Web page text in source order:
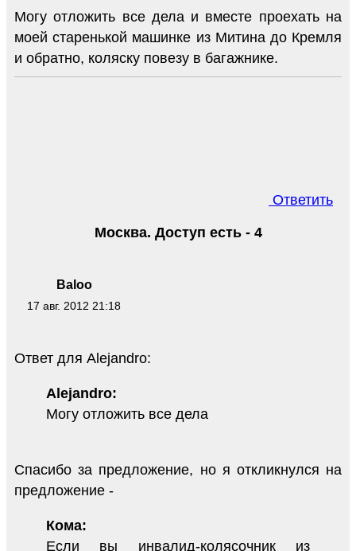
Могу отложить все дела и вместе проехать на
моей старенькой машинке из Митина до Кремля
и обратно, коляску повезу в багажнике.
Ответить
Baloo
17 авг. 2012 21:18
Москва. Доступ есть - 4
Ответ для Alejandro:
Alejandro:
Могу отложить все дела
Спасибо за предложение, но я откликнулся на
предложение -
Кома:
Если вы инвалид-колясочник из